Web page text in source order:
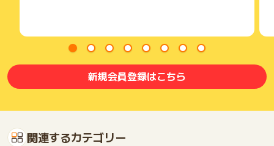
新規会員登録はこちら
関連するカテゴリー